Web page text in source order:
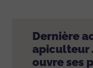
Dernière
apiculteur
ouvre ses